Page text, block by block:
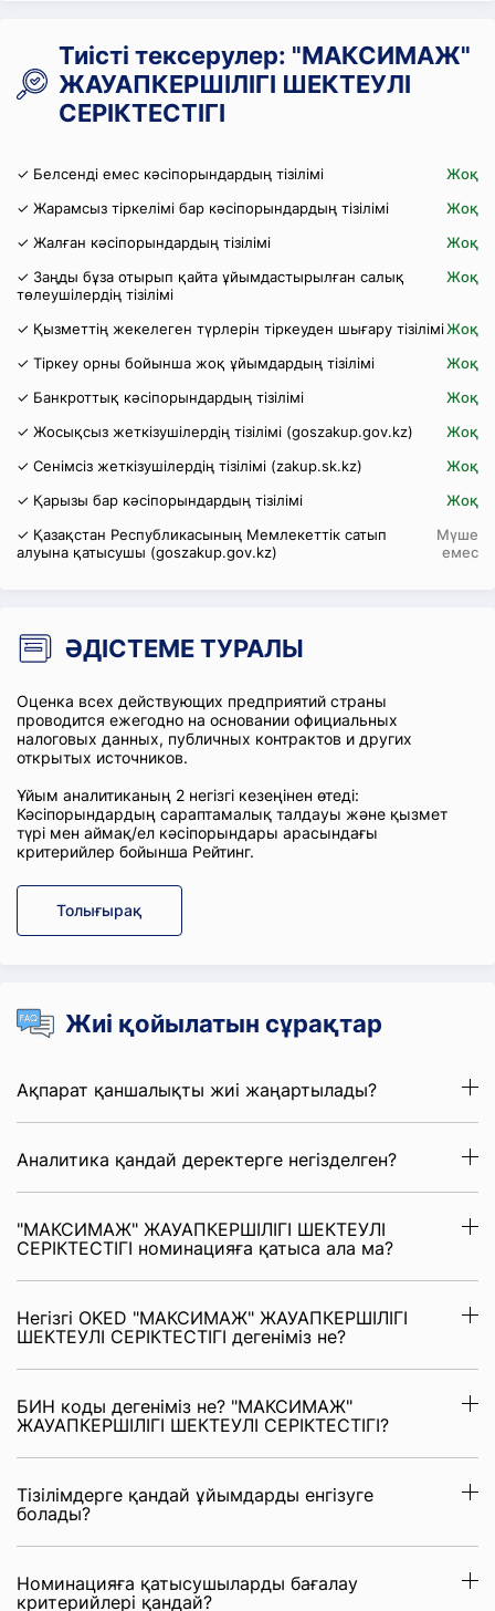
Тиісті тексерулер: "МАКСИМАЖ"
ЖАУАПКЕРШІЛІГІ ШЕКТЕУЛІ
СЕРІКТЕСТІГІ
✓ Белсенді емес кәсіпорындардың тізілімі
Жоқ
✓ Жарамсыз тіркелімі бар кәсіпорындардың тізілімі
Жоқ
✓ Жалған кәсіпорындардың тізілімі
Жоқ
✓ Заңды бұза отырып қайта ұйымдастырылған салық
төлеушілердің тізілімі
Жоқ
✓ Қызметтің жекелеген түрлерін тіркеуден шығару тізіліміЖоқ
✓ Тіркеу орны бойынша жоқ ұйымдардың тізілімі
Жоқ
✓ Банкроттық кәсіпорындардың тізілімі
Жоқ
✓ Жосықсыз жеткізушілердің тізілімі (goszakup.gov.kz)
Жоқ
✓ Сенімсіз жеткізушілердің тізілімі (zakup.sk.kz)
Жоқ
✓ Қарызы бар кәсіпорындардың тізілімі
Жоқ
✓ Қазақстан Республикасының Мемлекеттік сатып
алуына қатысушы (goszakup.gov.kz)
Мүше
емес
ӘДІСТЕМЕ ТУРАЛЫ
Оценка всех действующих предприятий страны
проводится ежегодно на основании официальных
налоговых данных, публичных контрактов и других
открытых источников.
Ұйым аналитиканың 2 негізгі кезеңінен өтеді:
Кәсіпорындардың сараптамалық талдауы және қызмет
түрі мен аймақ/ел кәсіпорындары арасындағы
критерийлер бойынша Рейтинг.
Толығырақ
Жиі қойылатын сұрақтар
Ақпарат қаншалықты жиі жаңартылады?
Аналитика қандай деректерге негізделген?
"МАКСИМАЖ" ЖАУАПКЕРШІЛІГІ ШЕКТЕУЛІ
СЕРІКТЕСТІГІ номинацияға қатыса ала ма?
Негізгі OKED "МАКСИМАЖ" ЖАУАПКЕРШІЛІГІ
ШЕКТЕУЛІ СЕРІКТЕСТІГІ дегеніміз не?
БИН коды дегеніміз не? "МАКСИМАЖ"
ЖАУАПКЕРШІЛІГІ ШЕКТЕУЛІ СЕРІКТЕСТІГІ?
Тізілімдерге қандай ұйымдарды енгізуге
болады?
Номинацияға қатысушыларды бағалау
критерийлері қандай?